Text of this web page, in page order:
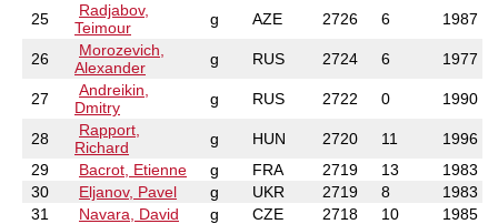
25
Radjabov,
Teimour
g AZE 2726 6 1987
26
Morozevich,
Alexander
g RUS 2724 6 1977
27
Andreikin,
Dmitry
g RUS 2722 0 1990
28
Rapport,
Richard
g HUN 2720 11
1996
29
Bacrot, Etienne g FRA 2719 13
1983
30
Eljanov, Pavel g UKR 2719 8
1983
31
Navara, David g CZE 2718 10
1985